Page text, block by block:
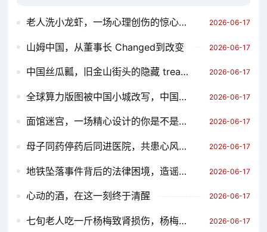
老人洗小龙虾，一场心理创伤的惊心动魄 2026-06-17
山姆中国，从董事长 Changed到改变 2026-06-17
中国丝瓜瓤，旧金山街头的隐藏 treasure 2026-06-17
全球算力版图被中国小城改写，中国算力产业的全球重塑 2026-06-17
面馆迷宫，一场精心设计的你是不是猪的考验 2026-06-17
母子同药停药后同进医院，共患心风的共同故事 2026-06-17
地铁坠落事件背后的法律困境，造谣者 faces legal penalties 2026-06-17
心动的酒，在这一刻终于清醒 2026-06-17
七旬老人吃一斤杨梅致肾损伤，杨梅的特殊功效与慢性肾病的关联 2026-06-17